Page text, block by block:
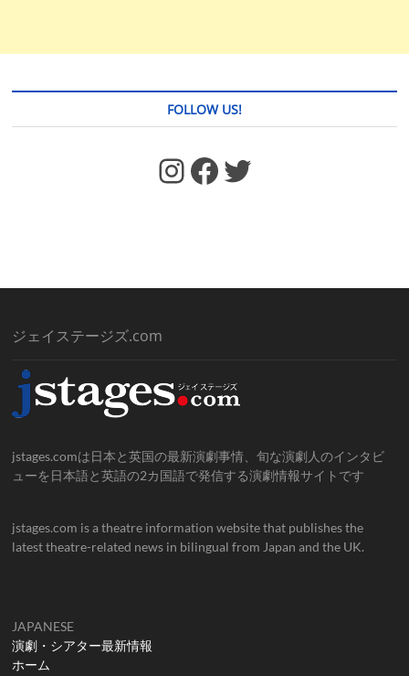
FOLLOW US!
https://www.facebook.com/jstages/ Facebook Twitter
ジェイステージズ.com
jstages.comは日本と英国の最新演劇事情、旬な演劇人のインタビ
ューを日本語と英語の2カ国語で発信する演劇情報サイトです
jstages.com is a theatre information website that publishes the
latest theatre-related news in bilingual from Japan and the UK.
JAPANESE
演劇・シアター最新情報
ホーム